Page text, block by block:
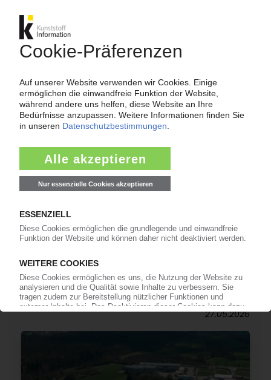
Grundsteinlegung für neue Werkshalle in
Brandenburg / Bis 2030 sollen dort 235 Mio EUR
investiert werden
Medizintechnik-Hersteller wächst im
Kerngeschäft zweistellig und gewinnt
Rekordzahl neuer Projekte
27.05.2026